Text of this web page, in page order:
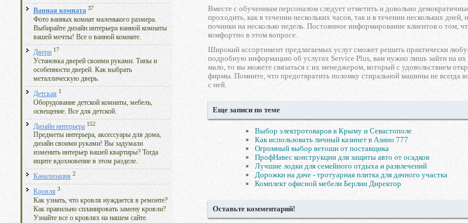
Ванная комната 37
Фото ванных комнат маленького размера.
Выбирайте дизайн интерьера ванной комнаты
вашей мечты! Все о ванной комнате.
Двери 17
Установка дверей своими руками. Типы и
особенности дверей. Как выбрать
металлическую дверь.
Детская 1
Оборудование детской комнаты, мебель,
освещение. Все для детской.
Дизайн интерьера 152
Предметы интерьера, аксессуары для дома,
дизайн своими руками! Вы задумали
изменить интерьер вашей квартиры? Тогда
ищите вдохновение в этом разделе.
Канализация 2
Кровля 3
Как узнать, что кровля нуждается в ремонте?
Как правильно спланировать замену кровли?
Узнайте все о кровлях на нашем сайте.
Вместе с обученным персоналом следует отметить и довольно
проходить, как в течении нескольких часов, так и в течении нескольких
починки на несколько недель. Постоянное информирование клиентов о том,
комфортно в этом вопросе.
Широкий ассортимент предлагаемых услуг сможет решить практически
подробную информацию об услугах Service Plus, вам нужно лишь зайти на их
мало, то вы можете связаться с их менеджером, который с удовольствием
фирмы. Помните, что предотвратить поломку стиральной машины не всегда
с ней.
Еще записи по теме
Выбор электротоваров в Крыму и Севастополе
Как использовать личный казинет в Азино 777
Огромный выбор ветоши от поставщика
ПрофНавес конструкции для защиты авто от осадков
Лучшие лодки для семейного отдыха и развлечений
Дорожки на даче - тротуарная плитка для дачного участка
Комплект офисной мебели Берлин Директор
Оставьте комментарий!